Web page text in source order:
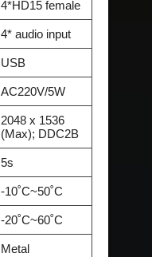
4*HD15 female
4* audio input
USB
AC220V/5W
2048 x 1536
(Max); DDC2B
5s
-10˚C~50˚C
-20˚C~60˚C
Metal